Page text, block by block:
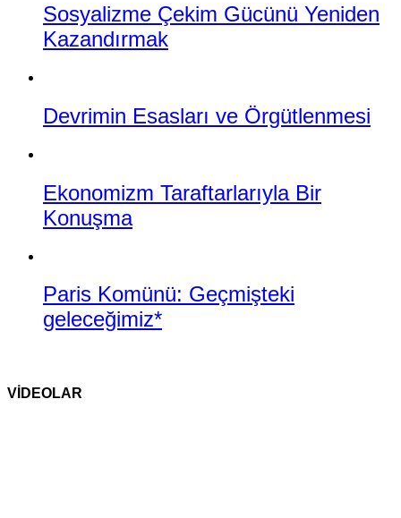
Sosyalizme Çekim Gücünü Yeniden
Kazandırmak
Devrimin Esasları ve Örgütlenmesi
Ekonomizm Taraftarlarıyla Bir
Konuşma
Paris Komünü: Geçmişteki
geleceğimiz*
VİDEOLAR